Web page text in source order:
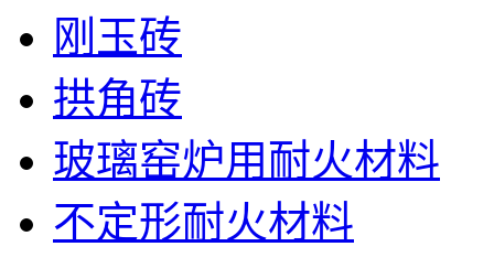
刚玉砖
拱角砖
玻璃窑炉用耐火材料
不定形耐火材料